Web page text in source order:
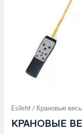
Esileht/ Крановые
КРАНОВЫЕ